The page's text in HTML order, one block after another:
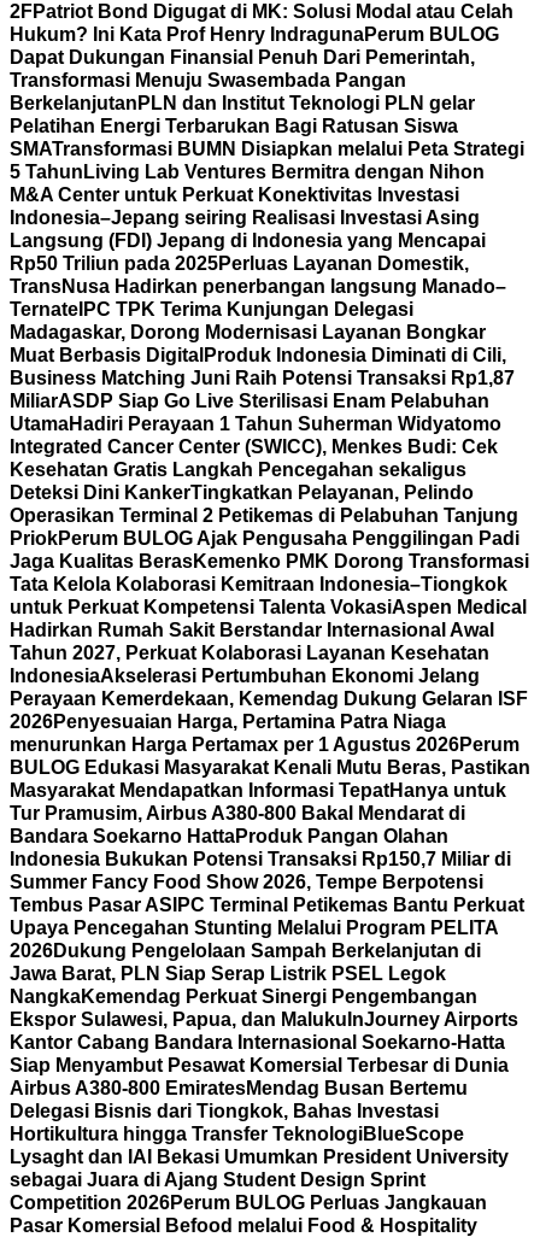
2FPatriot Bond Digugat di MK: Solusi Modal atau Celah
Hukum? Ini Kata Prof Henry IndragunaPerum BULOG
Dapat Dukungan Finansial Penuh Dari Pemerintah,
Transformasi Menuju Swasembada Pangan
Berkelanjutan PLN dan Institut Teknologi PLN gelar
Pelatihan Energi Terbarukan Bagi Ratusan Siswa
SMATransformasi BUMN Disiapkan melalui Peta Strategi
5 Tahun Living Lab Ventures Bermitra dengan Nihon
M&A Center untuk Perkuat Konektivitas Investasi
Indonesia–Jepang seiring Realisasi Investasi Asing
Langsung (FDI) Jepang di Indonesia yang Mencapai
Rp50 Triliun pada 2025Perluas Layanan Domestik,
TransNusa Hadirkan penerbangan langsung Manado–
Ternate IPC TPK Terima Kunjungan Delegasi
Madagaskar, Dorong Modernisasi Layanan Bongkar
Muat Berbasis Digital Produk Indonesia Diminati di Cili,
Business Matching Juni Raih Potensi Transaksi Rp1,87
MiliarASDP Siap Go Live Sterilisasi Enam Pelabuhan
UtamaHadiri Perayaan 1 Tahun Suherman Widyatomo
Integrated Cancer Center (SWICC), Menkes Budi: Cek
Kesehatan Gratis Langkah Pencegahan sekaligus
Deteksi Dini KankerTingkatkan Pelayanan, Pelindo
Operasikan Terminal 2 Petikemas di Pelabuhan Tanjung
PriokPerum BULOG Ajak Pengusaha Penggilingan Padi
Jaga Kualitas BerasKemenko PMK Dorong Transformasi
Tata Kelola Kolaborasi Kemitraan Indonesia–Tiongkok
untuk Perkuat Kompetensi Talenta VokasiAspen Medical
Hadirkan Rumah Sakit Berstandar Internasional Awal
Tahun 2027, Perkuat Kolaborasi Layanan Kesehatan
IndonesiaAkselerasi Pertumbuhan Ekonomi Jelang
Perayaan Kemerdekaan, Kemendag Dukung Gelaran ISF
2026Penyesuaian Harga, Pertamina Patra Niaga
menurunkan Harga Pertamax per 1 Agustus 2026Perum
BULOG Edukasi Masyarakat Kenali Mutu Beras, Pastikan
Masyarakat Mendapatkan Informasi TepatHanya untuk
Tur Pramusim, Airbus A380-800 Bakal Mendarat di
Bandara Soekarno HattaProduk Pangan Olahan
Indonesia Bukukan Potensi Transaksi Rp150,7 Miliar di
Summer Fancy Food Show 2026, Tempe Berpotensi
Tembus Pasar AS IPC Terminal Petikemas Bantu Perkuat
Upaya Pencegahan Stunting Melalui Program PELITA
2026Dukung Pengelolaan Sampah Berkelanjutan di
Jawa Barat, PLN Siap Serap Listrik PSEL Legok
NangkaKemendag Perkuat Sinergi Pengembangan
Ekspor Sulawesi, Papua, dan Maluku InJourney Airports
Kantor Cabang Bandara Internasional Soekarno-Hatta
Siap Menyambut Pesawat Komersial Terbesar di Dunia
Airbus A380-800 EmiratesMendag Busan Bertemu
Delegasi Bisnis dari Tiongkok, Bahas Investasi
Hortikultura hingga Transfer TeknologiBlueScope
Lysaght dan IAI Bekasi Umumkan President University
sebagai Juara di Ajang Student Design Sprint
Competition 2026Perum BULOG Perluas Jangkauan
Pasar Komersial Befood melalui Food & Hospitality